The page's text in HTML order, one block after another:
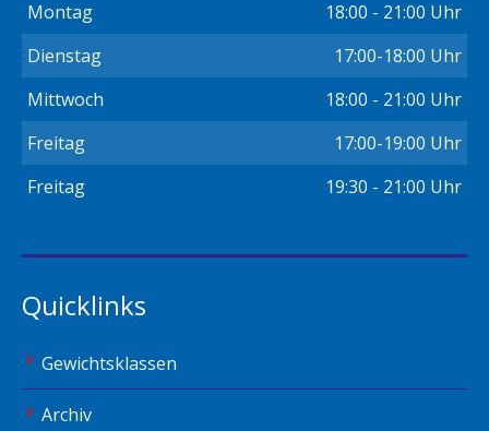
Montag
18:00 - 21:00 Uhr
Dienstag
17:00-18:00 Uhr
Mittwoch
18:00 - 21:00 Uhr
Freitag
17:00-19:00 Uhr
Freitag
19:30 - 21:00 Uhr
Quicklinks
Gewichtsklassen
Archiv